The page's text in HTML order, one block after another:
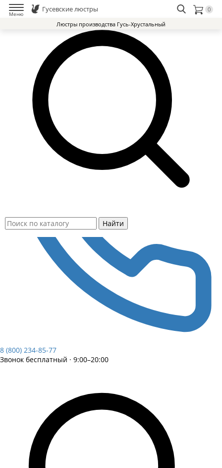
Люстры Гусь-Хрустальный Завод
Доставка и оплата
Избранное
Контакты
8 (800) 234-85-77
Звонок бесплатный · 9:00–20:00
Меню
Гусевские люстры
0
Люстры производства Гусь-Хрустальный
Найти